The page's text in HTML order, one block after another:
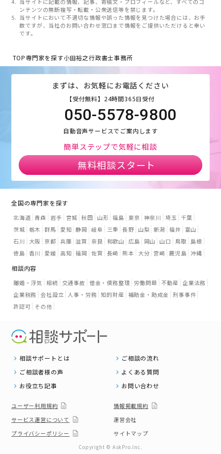
ンテンツの無断複写・転載・公衆送信等を禁じます。
当サイトにおいて不適切な情報や誤った情報を見つけた場合には、お手
数ですが、当社のお問い合わせ窓口まで情報をご提供いただけると幸い
です。
TOP専門家を探す小田裕之行政書士事務所
まずは、お気軽にお電話ください
【受付無料】24時間365日受付
050-5578-9800
自動音声サービスでご案内します
簡単ステップで気軽に相談
無料相談スタート
全国の専門家を探す
北海道 青森 岩手 宮城 秋田 山形 福島 東京 神奈川 埼玉
千葉
茨城 栃木 群馬 愛知 静岡 岐阜 三重 長野 山梨 新潟 福井
富山
石川
大阪 京都 兵庫 滋賀 奈良 和歌山 広島 岡山 山口 鳥取
島根
徳島 香川 愛媛 高知 福岡 佐賀 長崎 熊本 大分 宮崎 鹿児島 沖縄
相談内容
離婚・浮気 相続 交通事故 借金・債務整理 労働問題 不動産 企業法務
企業税務 会社設立 人事・労務 知的財産 補助金・助成金 刑事事件
許認可 その他
相談サポートとは
ご相談の流れ
ご相談者様の声
よくある質問
お役立ち記事
お問い合わせ
ユーザー利用規約
情報掲載規約
サービス運営について
運営会社
プライバシーポリシー
サイトマップ
Copyright © AskPro.Inc.